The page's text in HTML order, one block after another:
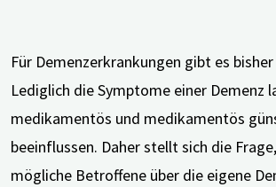
Für Demenzerkrankungen gibt es
Lediglich die Symptome einer Demenz
medikamentös und medikamentös
beeinflussen. Daher stellt sich die
mögliche Betroffene über die eigene